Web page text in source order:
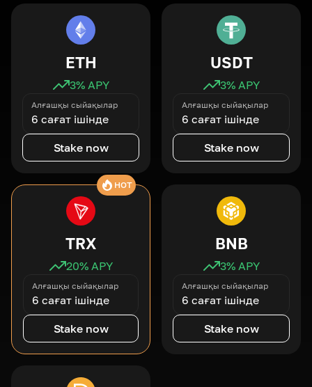
ETH
3% APY
Алғашқы сыйақылар
6 сағат ішінде
Stake now
USDT
3% APY
Алғашқы сыйақылар
6 сағат ішінде
Stake now
HOT
TRX
20% APY
Алғашқы сыйақылар
6 сағат ішінде
Stake now
BNB
3% APY
Алғашқы сыйақылар
6 сағат ішінде
Stake now